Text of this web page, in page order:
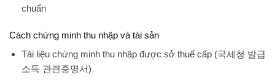
chuẩn
Cách chứng minh thu nhập và tài sản
Tài liệu chứng minh thu nhập được sở thuế cấp (국세청 발급
소득 관련증명서)